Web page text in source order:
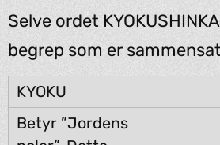
Selve ordet
begrep som er